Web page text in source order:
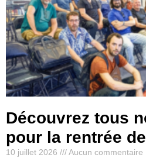
Découvrez tous
pour la rentrée
10 juillet 2026
Aucun commentaire